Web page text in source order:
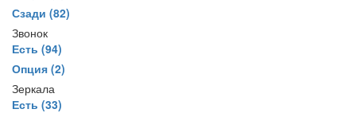
Сзади (82)
Звонок
Есть (94)
Опция (2)
Зеркала
Есть (33)